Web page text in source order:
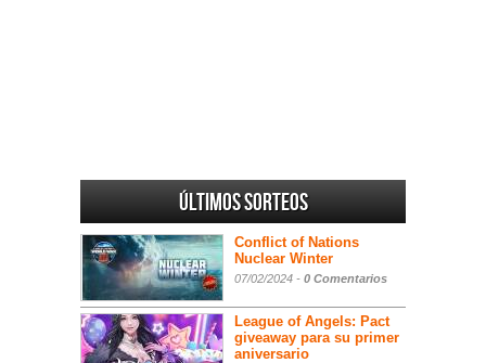
Últimos sorteos
Conflict of Nations
Nuclear Winter
07/02/2024 - 0 Comentarios
League of Angels: Pact
giveaway para su primer
aniversario